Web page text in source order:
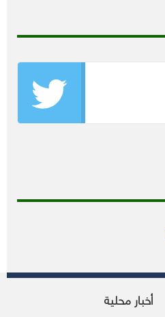
أخبار محلية